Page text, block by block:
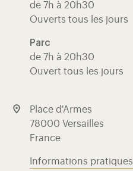
de 7h à 20h30
Ouverts tous les jours
Parc
de 7h à 20h30
Ouvert tous les jours
Place d'Armes
78000 Versailles
France
Informations pratiques